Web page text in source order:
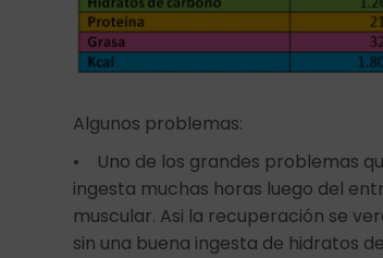
Algunos problemas:
• Uno de los grandes problemas
ingesta muchas horas luego del
muscular. Asi la recuperación se
sin una buena ingesta de hidratos